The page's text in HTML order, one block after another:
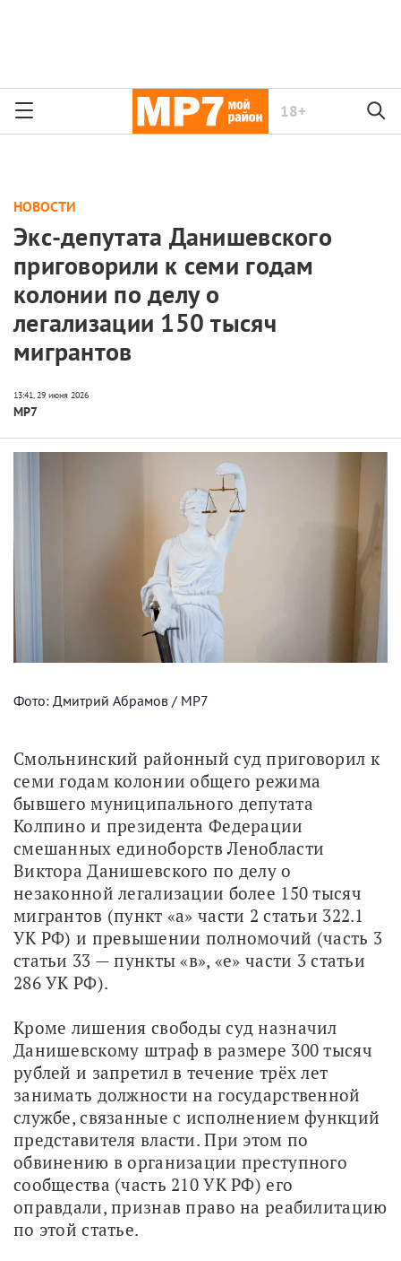
18+
НОВОСТИ
Экс-депутата Данишевского
приговорили к семи годам
колонии по делу о
легализации 150 тысяч
мигрантов
МР7
Фото: Дмитрий Абрамов / МР7
Смольнинский районный суд приговорил к
семи годам колонии общего режима
бывшего муниципального депутата
Колпино и президента Федерации
смешанных единоборств Ленобласти
Виктора Данишевского по делу о
незаконной легализации более 150 тысяч
мигрантов (пункт «а» части 2 статьи 322.1
УК РФ) и превышении полномочий (часть 3
статьи 33 — пункты «в», «е» части 3 статьи
286 УК РФ).
Кроме лишения свободы суд назначил
Данишевскому штраф в размере 300 тысяч
рублей и запретил в течение трёх лет
занимать должности на государственной
службе, связанные с исполнением функций
представителя власти. При этом по
обвинению в организации преступного
сообщества (часть 210 УК РФ) его
оправдали, признав право на реабилитацию
по этой статье.